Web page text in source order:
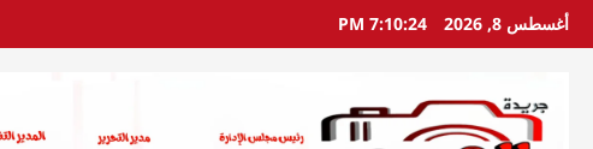
تخطيأغسطس 8, 2026 7:10:25 PM